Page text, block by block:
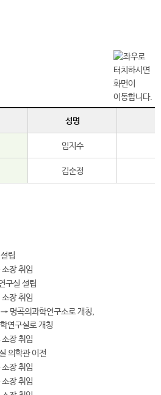
성명
임지수
김순정
립
장 취임
구실 설립
장 취임
명곡의과학연구소로 개칭,
연구실로 개칭
장 취임
의학관 이전
장 취임
장 취임